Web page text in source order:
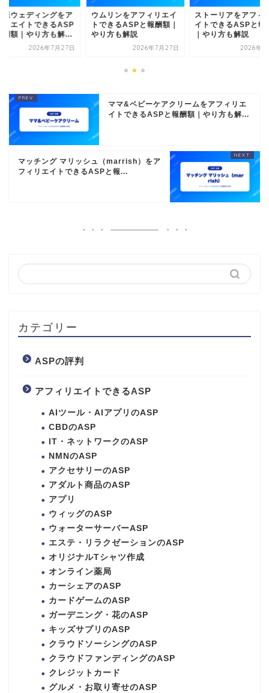
庵ウェディングをア
リエイトできるASP
酬額｜やり方も解...
2026年7月27日
ウムリンをアフィリエイ
トできるASPと報酬額｜
やり方も解説
2026年7月27日
ストーリアをアフィ
イトできるASPと報
｜やり方も解説
2026年5
ママ&ベビーケアクリームをアフィリエ
イトできるASPと報酬額｜やり方も解...
マッチング マリッシュ（marrish）をア
フィリエイトできるASPと報...
カテゴリー
ASPの評判
アフィリエイトできるASP
AIツール・AIアプリのASP
CBDのASP
IT・ネットワークのASP
NMNのASP
アクセサリーのASP
アダルト商品のASP
アプリ
ウィッグのASP
ウォーターサーバーASP
エステ・リラクゼーションのASP
オリジナルTシャツ作成
オンライン薬局
カーシェアのASP
カードゲームのASP
ガーデニング・花のASP
キッズサプリのASP
クラウドソーシングのASP
クラウドファンディングのASP
クレジットカード
グルメ・お取り寄せのASP